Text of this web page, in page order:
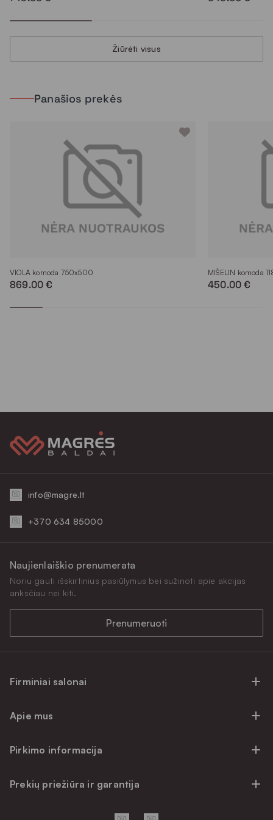
Žiūrėti visus
Panašios prekės
VIOLA komoda 750x500
869.00 €
MIŠELIN komoda
450.00 €
info@magre.lt
+370 634 85000
Firminiai salonai
Firminiai salonai Klaipėdoje
Prekių atsiėmimo punktai
Apie mus
Atsiliepimai
Pirkimo informacija
Pirkimo sąlygos
Prekių priežiūra ir garantija
Naujienlaiškio prenumerata
Noriu gauti išskirtinius pasiūlymus bei sužinoti apie akcijas
anksčiau nei kiti.
Prenumeruoti